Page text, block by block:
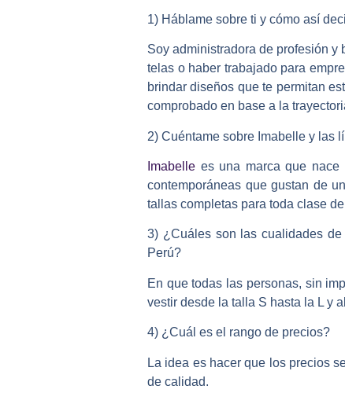
1) Háblame sobre ti y cómo así
Soy administradora de profesión y
telas o haber trabajado para
brindar diseños que te permitan
comprobado en base a la
2) Cuéntame sobre Imabelle y las
Imabelle es una marca que
contemporáneas que gustan de
tallas completas para toda clase
3) ¿Cuáles son las cualidades
Perú?
En que todas las personas, sin
vestir desde la talla S hasta la L y
4) ¿Cuál es el rango de precios?
La idea es hacer que los precios
de calidad.